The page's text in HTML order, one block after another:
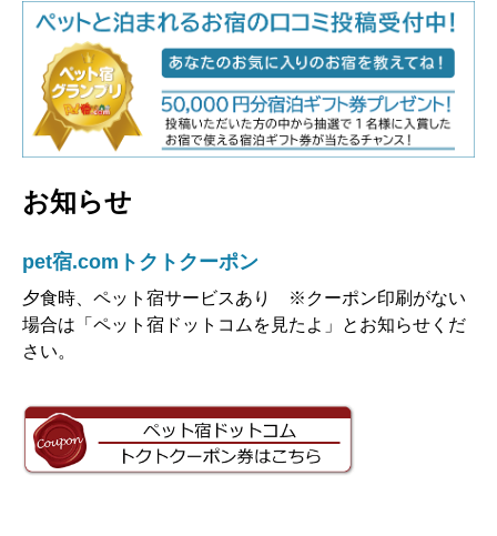
お知らせ
pet宿.comトクトクーポン
夕食時、ペット宿サービスあり ※クーポン印刷がない
場合は「ペット宿ドットコムを見たよ」とお知らせくだ
さい。